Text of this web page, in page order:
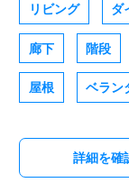
リビング ダ
廊下 階段
屋根 ベラン
詳細を確